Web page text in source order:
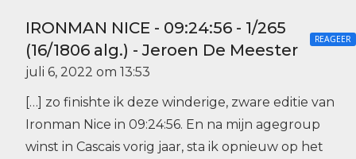
IRONMAN NICE - 09:24:56 - 1/265
(16/1806 alg.) - Jeroen De Meester
REAGEER
juli 6, 2022 om 13:53
[…] zo finishte ik deze winderige, zware editie van
Ironman Nice in 09:24:56. En na mijn agegroup
winst in Cascais vorig jaar, sta ik opnieuw op het